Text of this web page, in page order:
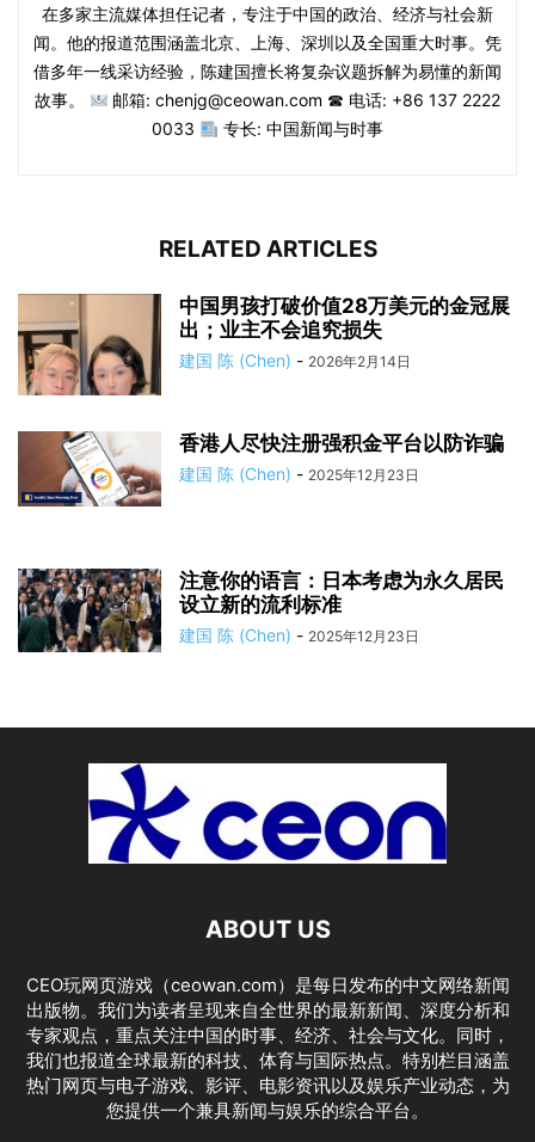
在多家主流媒体担任记者，专注于中国的政治、经济与社会新
闻。他的报道范围涵盖北京、上海、深圳以及全国重大时事。凭
借多年一线采访经验，陈建国擅长将复杂议题拆解为易懂的新闻
故事。
邮箱: chenjg@ceowan.com ☎ 电话: +86 137 2222
0033
专长: 中国新闻与时事
RELATED ARTICLES
中国男孩打破价值28万美元的金冠展
出；业主不会追究损失
建国 陈 (Chen) - 2026年2月14日
香港人尽快注册强积金平台以防诈骗
建国 陈 (Chen) - 2025年12月23日
注意你的语言：日本考虑为永久居民
设立新的流利标准
建国 陈 (Chen) - 2025年12月23日
ABOUT US
CEO玩网页游戏（ceowan.com）是每日发布的中文网络新闻
出版物。我们为读者呈现来自全世界的最新新闻、深度分析和
专家观点，重点关注中国的时事、经济、社会与文化。同时，
我们也报道全球最新的科技、体育与国际热点。特别栏目涵盖
热门网页与电子游戏、影评、电影资讯以及娱乐产业动态，为
您提供一个兼具新闻与娱乐的综合平台。